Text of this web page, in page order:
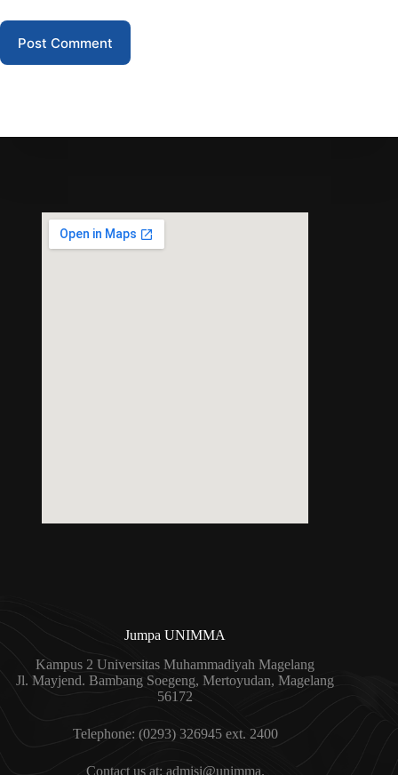
Post Comment
Jumpa UNIMMA
Kampus 2 Universitas Muhammadiyah Magelang
Jl. Mayjend. Bambang Soegeng, Mertoyudan, Magelang
56172
Telephone: (0293) 326945 ext. 2400
Contact us at: admisi@unimma.